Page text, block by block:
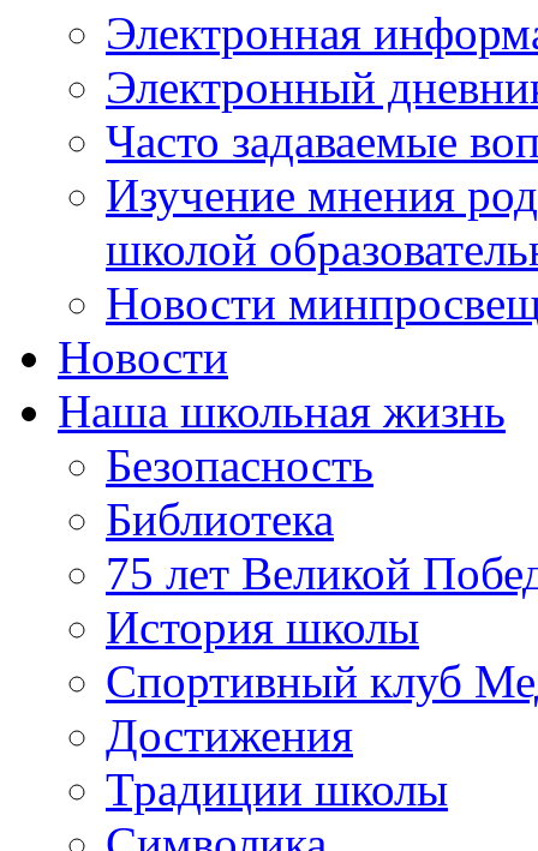
Электронная
Электронный
Часто задаваемые
Изучение мнения
школой
Новости
Новости
Наша школьная жизнь
Безопасность
Библиотека
75 лет Великой
История школы
Спортивный клуб
Достижения
Традиции школы